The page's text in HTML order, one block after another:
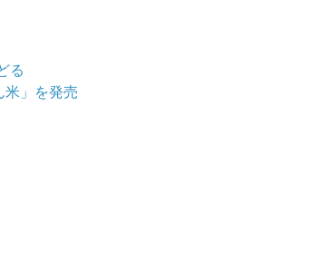
る
米」を発売